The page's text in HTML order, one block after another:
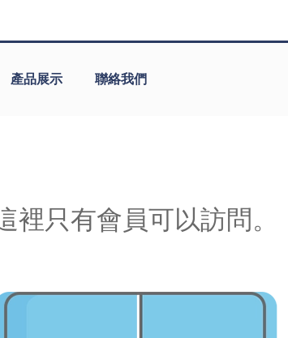
產品展示 聯絡我們
裡只有會員可以訪問。